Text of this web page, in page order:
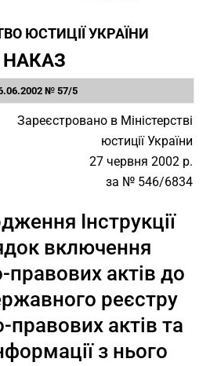
ЮСТИЦІЇ УКРАЇНИ
НАКАЗ
№ 57/5
Зареєстровано в Міністерстві
юстиції України
27 червня 2002 р.
за № 546/6834
Інструкції
включення
актів до
реєстру
актів та
з нього